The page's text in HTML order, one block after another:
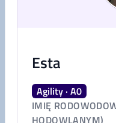
Esta
Agility · A0
IMIĘ
HODOWLANYM)